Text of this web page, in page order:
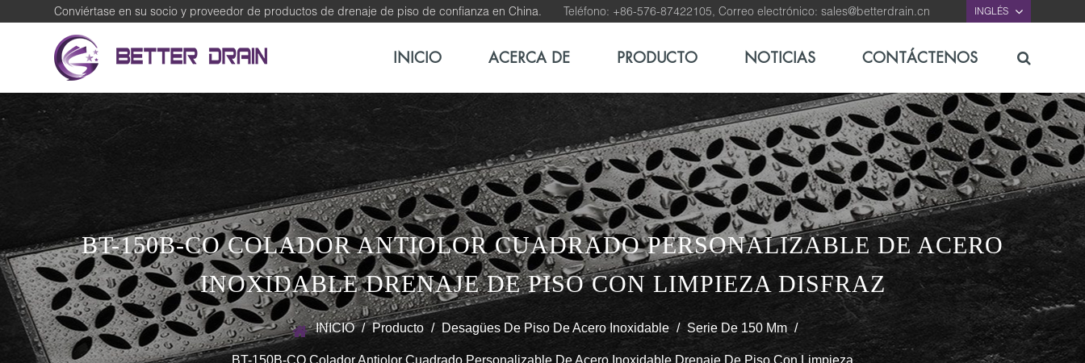
Conviértase en su socio y proveedor de productos de drenaje de piso de confianza en China. Teléfono: +86-576-87422105, Correo electrónico: sales@betterdrain.cn INGLÉS
INICIO ACERCA DE PRODUCTO NOTICIAS CONTÁCTENOS
BT-150B-CO COLADOR ANTIOLOR CUADRADO PERSONALIZABLE DE ACERO
INOXIDABLE DRENAJE DE PISO CON LIMPIEZA DISFRAZ
INICIO / Producto / Desagües De Piso De Acero Inoxidable / Serie De 150 Mm /
BT-150B-CO Colador Antiolor Cuadrado Personalizable De Acero Inoxidable Drenaje De Piso Con Limpieza